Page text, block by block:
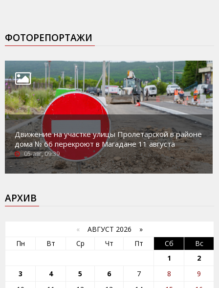
ФОТОРЕПОРТАЖИ
Движение на участке улицы Пролетарской в районе
дома № 66 перекроют в Магадане 11 августа
05-авг, 09:39
АРХИВ
« АВГУСТ 2026 »
Пн
Вт Ср Чт Пт Сб
Вс
1
2
3
4 5 6 7 8
9